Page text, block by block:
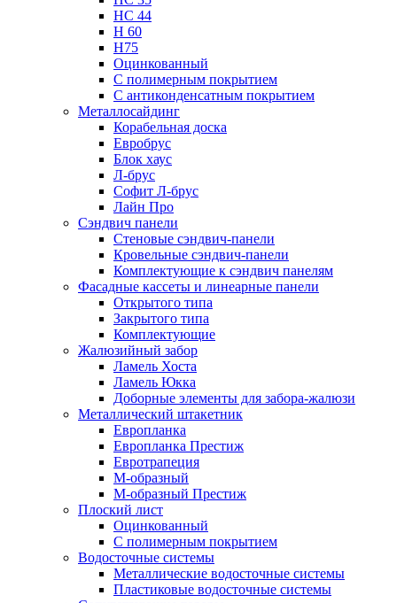
НС 44
Н 60
Н75
Оцинкованный
С полимерным покрытием
С антиконденсатным покрытием
Металлосайдинг
Корабельная доска
Евробрус
Блок хаус
Л-брус
Софит Л-брус
Лайн Про
Сэндвич панели
Стеновые сэндвич-панели
Кровельные сэндвич-панели
Комплектующие к сэндвич панелям
Фасадные кассеты и линеарные панели
Открытого типа
Закрытого типа
Комплектующие
Жалюзийный забор
Ламель Хоста
Ламель Юкка
Доборные элементы для забора-жалюзи
Металлический штакетник
Европланка
Европланка Престиж
Евротрапеция
М-образный
М-образный Престиж
Плоский лист
Оцинкованный
С полимерным покрытием
Водосточные системы
Металлические водосточные системы
Пластиковые водосточные системы